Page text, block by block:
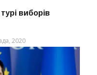
виборів
2020